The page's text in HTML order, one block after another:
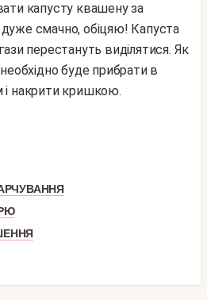
капусту квашену за
смачно, обіцяю! Капуста
перестануть виділятися. Як
буде прибрати в
і накрити кришкою.